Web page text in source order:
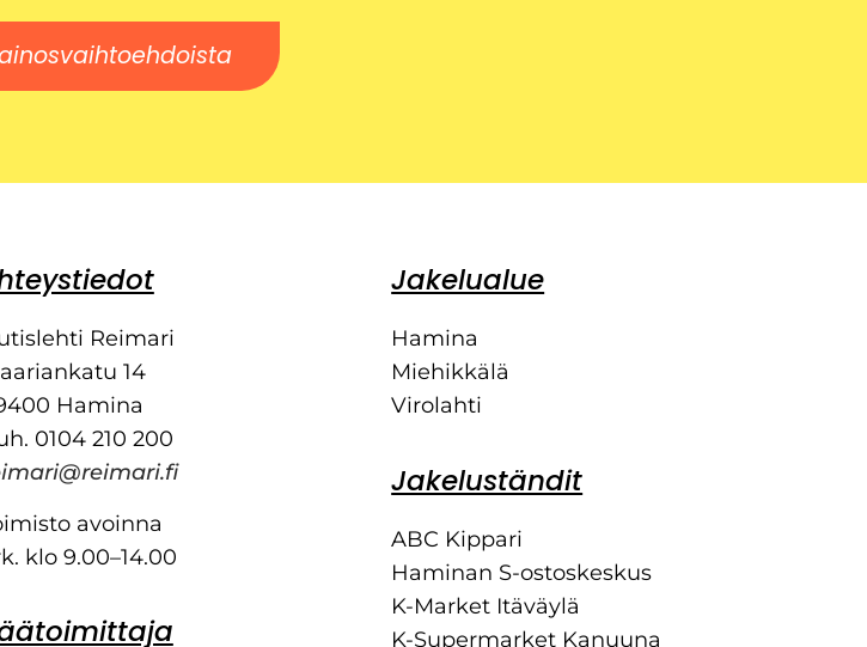
Reimari
14
Hamina
0104 210 200
avoinna
klo 9.00–14.00
Jakelualue
Hamina
Miehikkälä
Virolahti
Jakeluständit
ABC Kippari
Haminan S-ostoskeskus
K-Market Itäväylä
K-Supermarket Kanuuna